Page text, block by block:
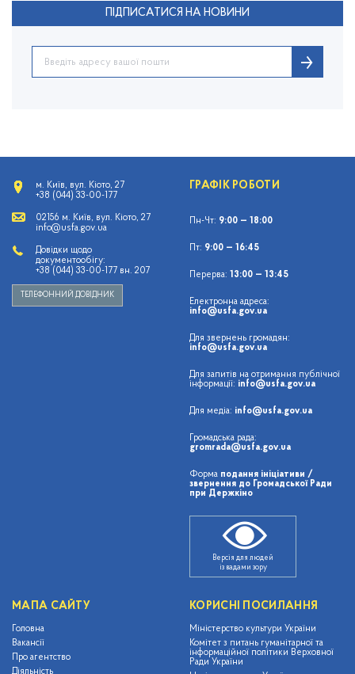
ПІДПИСАТИСЯ НА НОВИНИ
м. Київ, вул. Кіото, 27
+38 (044) 33-00-177
02156 м. Київ, вул. Кіото, 27
info@usfa.gov.ua
Довідки щодо
документообігу:
+38 (044) 33-00-177 вн. 207
ТЕЛЕФОННИЙ ДОВІДНИК
ГРАФІК РОБОТИ
Пн-Чт: 9:00 — 18:00
Пт: 9:00 — 16:45
Перерва: 13:00 — 13:45
Електронна адреса:
info@usfa.gov.ua
Для звернень громадян:
info@usfa.gov.ua
Для запитів на отримання публічної
інформації: info@usfa.gov.ua
Для медіа: info@usfa.gov.ua
Громадська рада:
gromrada@usfa.gov.ua
Форма подання ініціативи /
звернення до Громадської Ради
при Держкіно
Версія для людей
із вадами зору
МАПА САЙТУ
Головна
Вакансії
Про агентство
Діяльність
КОРИСНІ ПОСИЛАННЯ
Міністерство культури України
Комітет з питань гуманітарної та
інформаційної політики Верховної
Ради України